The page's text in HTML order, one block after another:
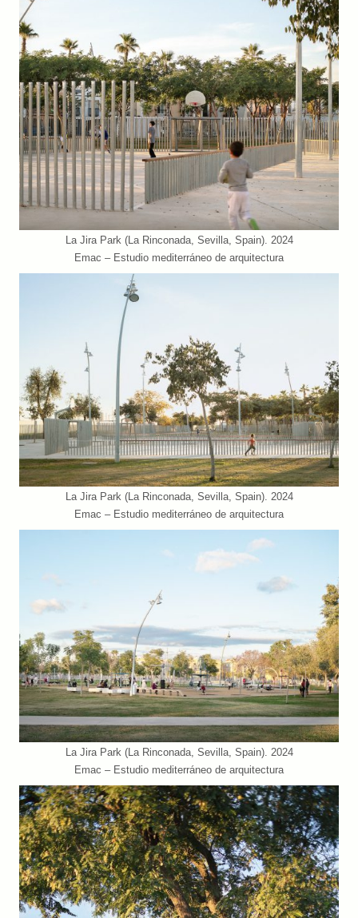
La Jira Park (La Rinconada, Sevilla, Spain). 2024
Emac – Estudio mediterráneo de arquitectura
La Jira Park (La Rinconada, Sevilla, Spain). 2024
Emac – Estudio mediterráneo de arquitectura
La Jira Park (La Rinconada, Sevilla, Spain). 2024
Emac – Estudio mediterráneo de arquitectura